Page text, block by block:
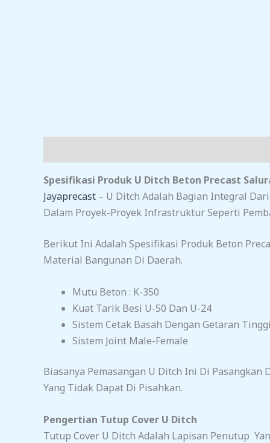
Spesifikasi Produk U Ditch Beton Precast
Jayaprecast – U Ditch Adalah Bagian Integral
Dalam Proyek-Proyek Infrastruktur Seperti
Berikut Ini Adalah Spesifikasi Produk Beton
Material Bangunan Di Daerah.
Mutu Beton : K-350
Kuat Tarik Besi U-50 Dan U-24
Sistem Cetak Basah Dengan Getaran Tinggi
Sistem Joint Male-Female
Biasanya Pemasangan U Ditch Ini Di Pasangkan
Yang Tidak Dapat Di Pisahkan.
Pengertian Tutup Cover U Ditch
Tutup Cover U Ditch Adalah Lapisan Penutup